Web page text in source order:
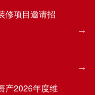
修项目邀请招


产2026年度维